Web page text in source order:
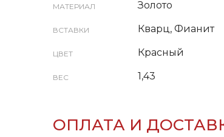
МАТЕРИАЛ Золото
ВСТАВКИ Кварц, Фианит
ЦВЕТ Красный
ВЕС 1,43
ОПЛАТА И